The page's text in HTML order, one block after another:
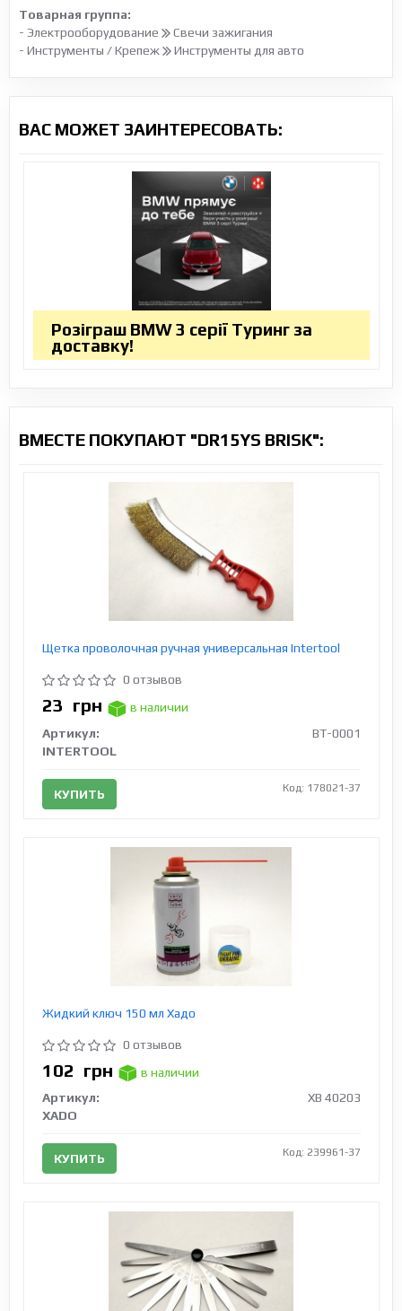
Товарная группа:
- Электрооборудование
Свечи зажигания
- Инструменты / Крепеж
Инструменты для авто
ВАС МОЖЕТ ЗАИНТЕРЕСОВАТЬ:
Розіграш BMW 3 серії Туринг за
доставку!
ВМЕСТЕ ПОКУПАЮТ "DR15YS BRISK":
Щетка проволочная ручная универсальная Intertool
0 отзывов
23 грн
в наличии
Артикул:
BT-0001
INTERTOOL
КУПИТЬ Код: 178021-37
Жидкий ключ 150 мл Хадо
0 отзывов
102 грн
в наличии
Артикул:
XB 40203
XADO
КУПИТЬ Код: 239961-37